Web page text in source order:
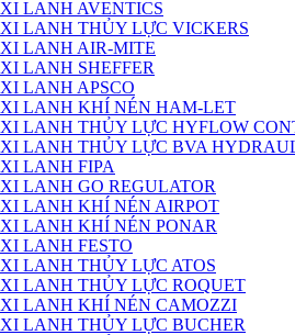
XI LANH AVENTICS
XI LANH THỦY LỰC VICKERS
XI LANH AIR-MITE
XI LANH SHEFFER
XI LANH APSCO
XI LANH KHÍ NÉN HAM-LET
XI LANH THỦY LỰC HYFLOW
XI LANH THỦY LỰC BVA
XI LANH FIPA
XI LANH GO REGULATOR
XI LANH KHÍ NÉN AIRPOT
XI LANH KHÍ NÉN PONAR
XI LANH FESTO
XI LANH THỦY LỰC ATOS
XI LANH THỦY LỰC ROQUET
XI LANH KHÍ NÉN CAMOZZI
XI LANH THỦY LỰC BUCHER